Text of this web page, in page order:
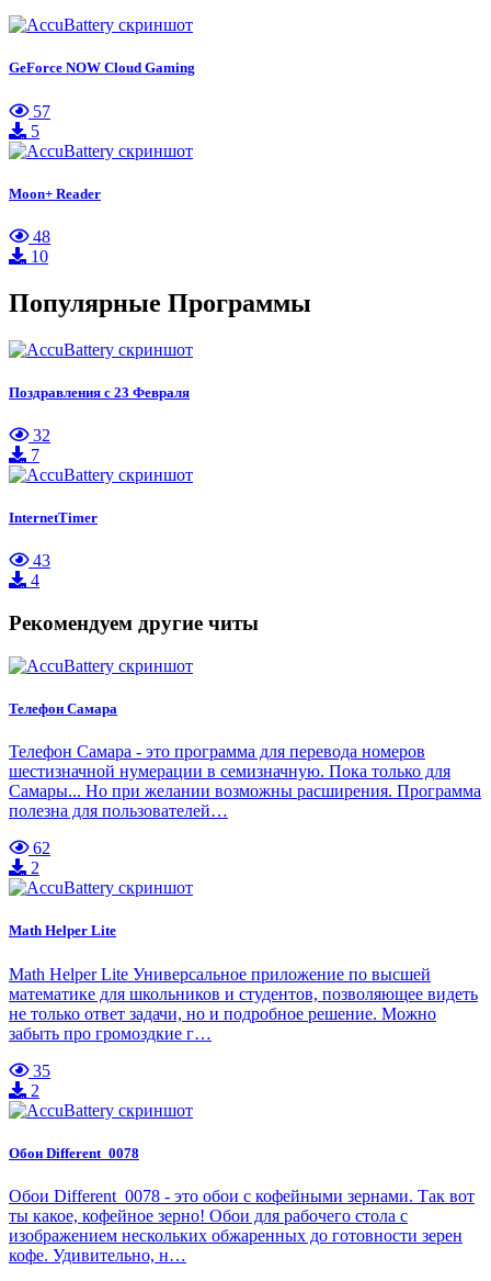
GeForce NOW Cloud Gaming
57
5
Moon+ Reader
48
10
Популярные Программы
Поздравления с 23 Февраля
32
7
InternetTimer
43
4
Рекомендуем другие читы
Телефон Самара
Телефон Самара - это программа для перевода номеров
шестизначной нумерации в семизначную. Пока только для
Самары... Но при желании возможны расширения. Программа
полезна для пользователей…
62
2
Math Helper Lite
Math Helper Lite Универсальное приложение по высшей
математике для школьников и студентов, позволяющее видеть
не только ответ задачи, но и подробное решение. Можно
забыть про громоздкие г…
35
2
Обои Different_0078
Обои Different_0078 - это обои с кофейными зернами. Так вот
ты какое, кофейное зерно! Обои для рабочего стола с
изображением нескольких обжаренных до готовности зерен
кофе. Удивительно, н…